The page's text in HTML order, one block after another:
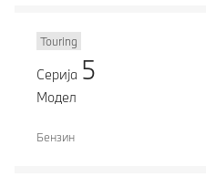
Touring
Серија 5
Модел
Бензин